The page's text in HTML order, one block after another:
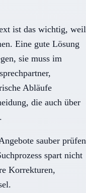
ist das wichtig, weil
Eine gute Lösung
sie muss im
Abläufe
die auch über
sauber prüfen
spart nicht
Korrekturen,